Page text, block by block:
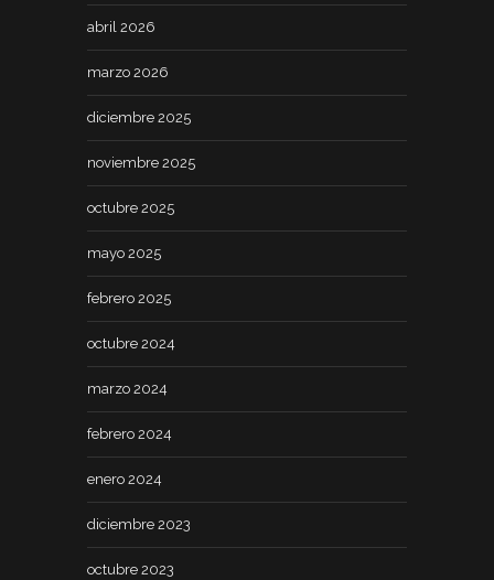
abril 2026
marzo 2026
diciembre 2025
noviembre 2025
octubre 2025
mayo 2025
febrero 2025
octubre 2024
marzo 2024
febrero 2024
enero 2024
diciembre 2023
octubre 2023